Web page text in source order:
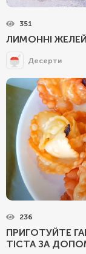
351
ЛИМОННІ
Десерти
236
ПРИГОТУЙТЕ
ТІСТА ЗА